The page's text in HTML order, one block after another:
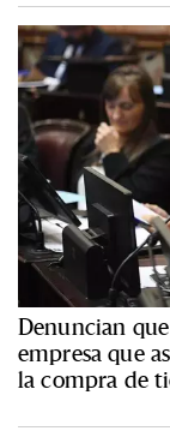
Denuncian
empresa que
la compra de